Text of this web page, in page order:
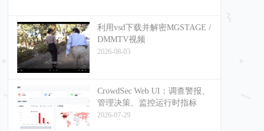
利用vsd下载并解密MGSTAGE /
DMMTV视频
2026-08-03
CrowdSec Web UI：调查警报、
管理决策、监控运行时指标
2026-07-29